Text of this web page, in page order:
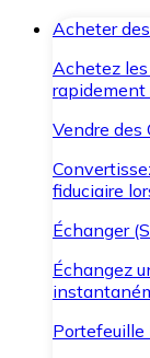
Acheter
Achetez
rapidement
Vendre
fiduciaire
Échanger
Échangez